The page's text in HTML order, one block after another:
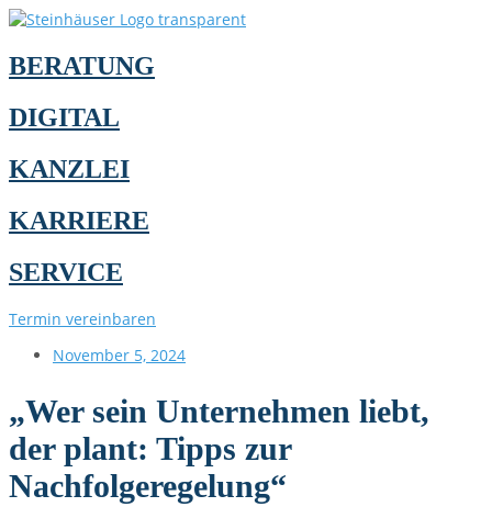
BERATUNG
DIGITAL
KANZLEI
KARRIERE
SERVICE
Termin vereinbaren
November 5, 2024
„Wer sein Unternehmen liebt,
der plant: Tipps zur
Nachfolgeregelung“